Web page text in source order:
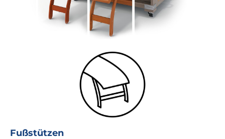
Fußstützen